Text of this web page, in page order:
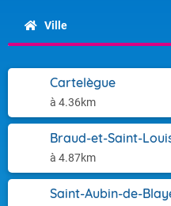
Ville
Cartelègue
à 4.36km
Braud-et-Saint-
à 4.87km
Saint-Aubin-de-